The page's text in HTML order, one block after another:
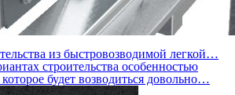
из быстровозводимой легкой…
строительства особенностью
будет возводиться довольно…